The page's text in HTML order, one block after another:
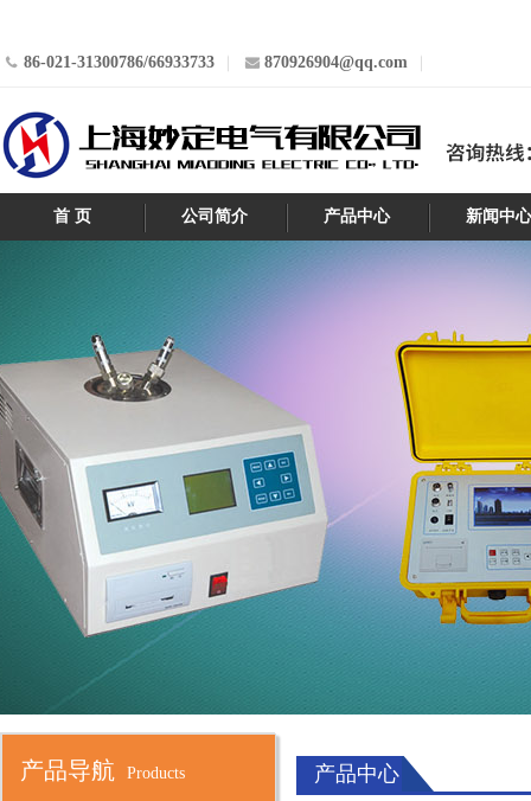
86-021-31300786/66933733 870926904@qq.com
首 页 公司简介 产品中心 新闻中
产品导航 Products 产品中心